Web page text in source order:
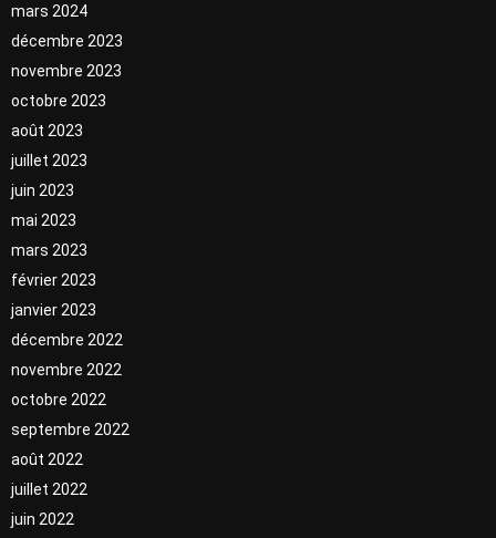
mars 2024
décembre 2023
novembre 2023
octobre 2023
août 2023
juillet 2023
juin 2023
mai 2023
mars 2023
février 2023
janvier 2023
décembre 2022
novembre 2022
octobre 2022
septembre 2022
août 2022
juillet 2022
juin 2022